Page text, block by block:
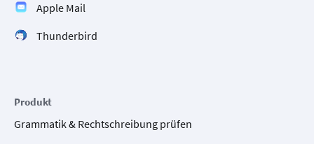
Apple Mail
Thunderbird
Produkt
Grammatik & Rechtschreibung prüfen